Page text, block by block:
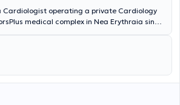
Cardiologist operating a private Cardiology
medical complex in Nea Erythraia since
Bologna, Italy, in 2005. Subsequently, he
specialty certification in 2016 after
Cardiology Clinic of the General Hospital
he gained experience managing numerous